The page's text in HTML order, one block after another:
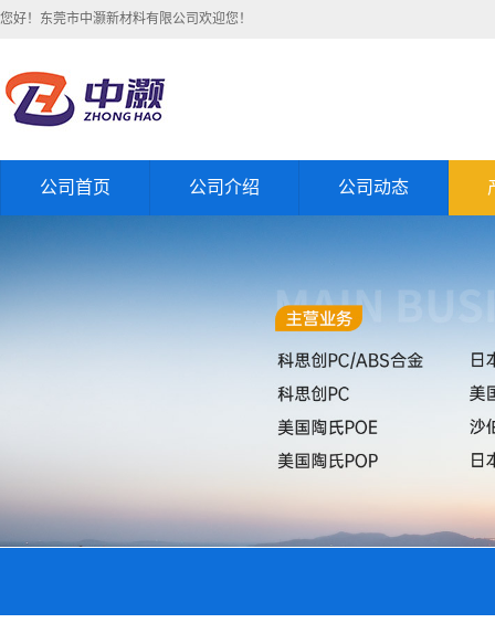
您好！东莞市中灏新材料有限公司欢迎您！
公司首页 公司介绍 公司动态